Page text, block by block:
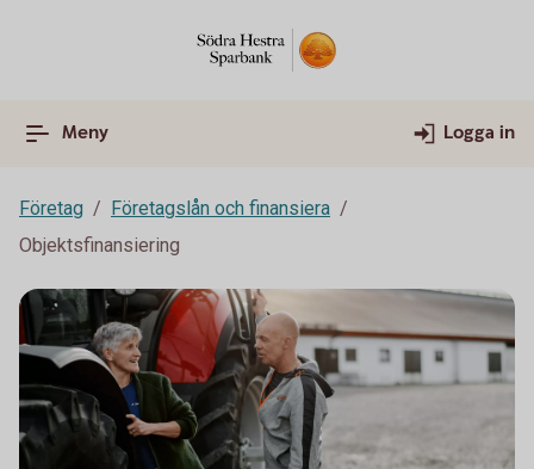
Meny Logga in
Företag
Företagslån och finansiera
Objektsfinansiering